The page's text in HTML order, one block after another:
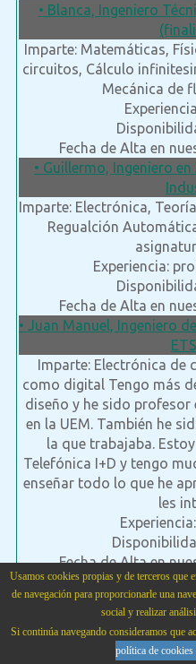
Usamos cookies propias y de terceros que
de navegación para proporcionarle una
social y realizar
Si continúa navegando consideramos que
política de
• Blanca, Ingeniero
Imparte: Matemáticas,
circuitos, Cálculo
Mecánica de
Fecha de Alta en
• Guillermo, Ingeniero
Imparte: Electrónica,
Regualción
Experiencia:
Fecha de Alta en
• Juan Manuel, Ingeniero
Imparte: Electrónica de
como digital Tengo más
diseño y he sido profesor
en la UEM. También he
la que trabajaba.
Telefónica I+D y tengo
enseñar todo lo que he
les
Fecha de Alta en
• Marco Antonio,
Imparte: Física,
tipo( circuitos, digital,
9) Progrmación